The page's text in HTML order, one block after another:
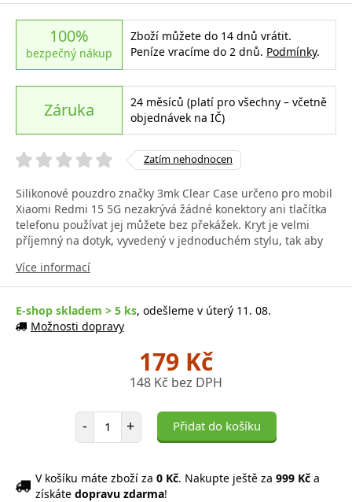
100%
bezpečný nákup
Zboží můžete do 14 dnů vrátit.
Peníze vracíme do 2 dnů. Podmínky.
Záruka
24 měsíců (platí pro všechny – včetně
objednávek na IČ)
Zatím nehodnocen
Silikonové pouzdro značky 3mk Clear Case určeno pro mobil
Xiaomi Redmi 15 5G nezakrývá žádné konektory ani tlačítka
telefonu používat jej můžete bez překážek. Kryt je velmi
příjemný na dotyk, vyvedený v jednoduchém stylu, tak aby
Více informací
E-shop skladem > 5 ks, odešleme v úterý 11. 08.
Možnosti dopravy
179 Kč
148 Kč bez DPH
- Počet položek
+ Přidat do košíku
V košíku máte zboží za 0 Kč. Nakupte ještě za 999 Kč a
získáte dopravu zdarma!